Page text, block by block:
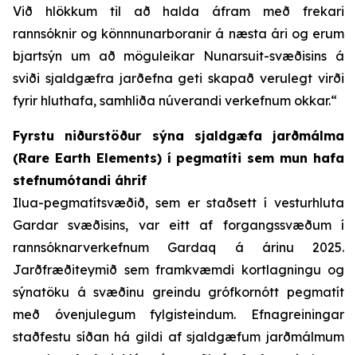
Við hlökkum til að halda áfram með frekari
rannsóknir og könnnunarboranir á næsta ári og erum
bjartsýn um að möguleikar Nunarsuit-svæðisins á
sviði sjaldgæfra jarðefna geti skapað verulegt virði
fyrir hluthafa, samhliða núverandi verkefnum okkar.“
Fyrstu niðurstöður sýna sjaldgæfa jarðmálma
(Rare Earth Elements) í pegmatíti sem mun hafa
stefnumótandi áhrif
Ilua-pegmatítsvæðið, sem er staðsett í vesturhluta
Gardar svæðisins, var eitt af forgangssvæðum í
rannsóknarverkefnum Gardaq á árinu 2025.
Jarðfræðiteymið sem framkvæmdi kortlagningu og
sýnatöku á svæðinu greindu grófkornótt pegmatít
með óvenjulegum fylgisteindum. Efnagreiningar
staðfestu síðan há gildi af sjaldgæfum jarðmálmum